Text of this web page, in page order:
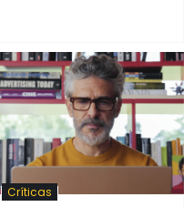
Críticas